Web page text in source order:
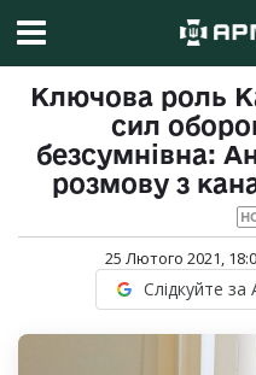
Ключова роль
сил
безсумнівна:
розмову з
25 Лютого 2021,
Слідкуйте